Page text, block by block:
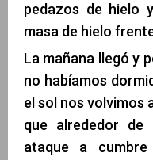
pedazos de hielo
masa de hielo
La mañana llegó y
no habíamos
el sol nos volvimos
que alrededor de
ataque a